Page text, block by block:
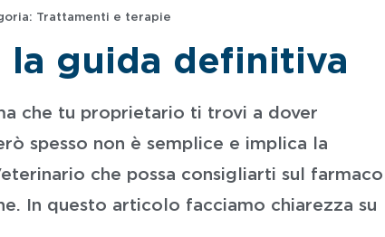
Trattamenti e terapie
la guida definitiva
che tu proprietario ti trovi a dover
spesso non è semplice e implica la
che possa consigliarti sul farmaco
In questo articolo facciamo chiarezza su